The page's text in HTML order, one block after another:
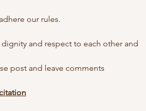
our rules.
and respect to each other and
post and leave comments